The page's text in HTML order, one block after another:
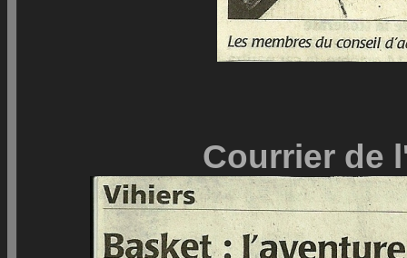
Courrier de